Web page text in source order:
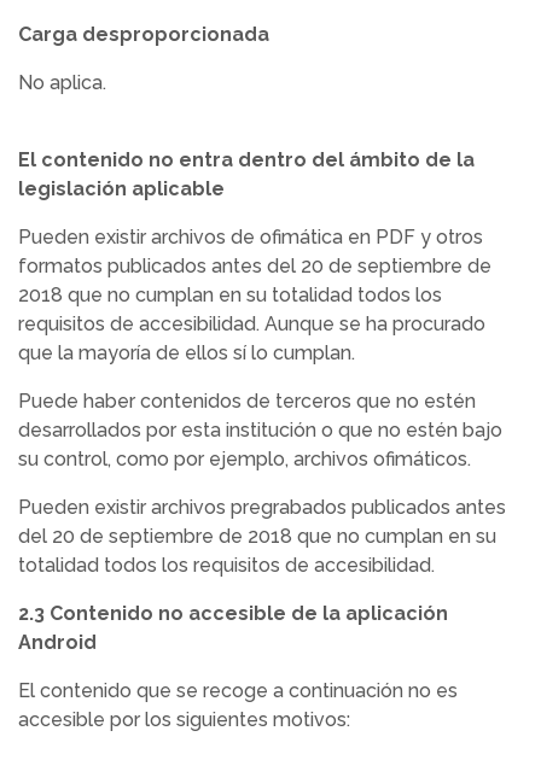
Carga desproporcionada
No aplica.
El contenido no entra dentro del ámbito de la
legislación aplicable
Pueden existir archivos de ofimática en PDF y otros
formatos publicados antes del 20 de septiembre de
2018 que no cumplan en su totalidad todos los
requisitos de accesibilidad. Aunque se ha procurado
que la mayoría de ellos sí lo cumplan.
Puede haber contenidos de terceros que no estén
desarrollados por esta institución o que no estén bajo
su control, como por ejemplo, archivos ofimáticos.
Pueden existir archivos pregrabados publicados antes
del 20 de septiembre de 2018 que no cumplan en su
totalidad todos los requisitos de accesibilidad.
2.3 Contenido no accesible de la aplicación
Android
El contenido que se recoge a continuación no es
accesible por los siguientes motivos: